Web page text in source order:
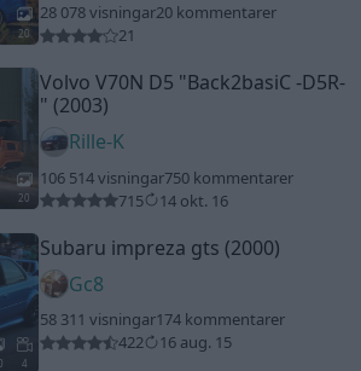
20
28 078 visningar20 kommentarer
21
20
Volvo V70N D5 "Back2basiC -D5R-
" (2003)
Rille-K
106 514 visningar750 kommentarer
715
14 okt. 16
4
Subaru impreza gts (2000)
Gc8
58 311 visningar174 kommentarer
422
16 aug. 15